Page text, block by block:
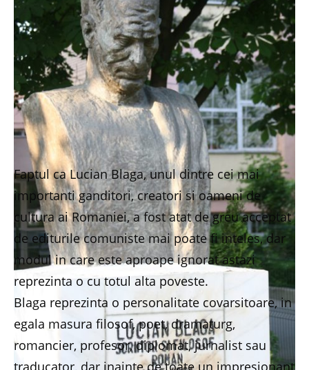
Faptul ca Lucian Blaga, unul dintre cei mai
importanti ganditori, creatori si oameni de
cultura ai Romaniei, a fost atat de greu acceptat
de editurile comuniste mai poate fi inteles, dar
modul in care este aproape ignorat astazi
reprezinta o cu totul alta poveste.
Blaga reprezinta o personalitate covarsitoare, in
egala masura filosof, poet, dramaturg,
romancier, profesor, diplomat, jurnalist sau
traducator, dar inainte de toate un impresionant